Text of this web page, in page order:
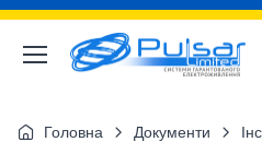
Головна Документи